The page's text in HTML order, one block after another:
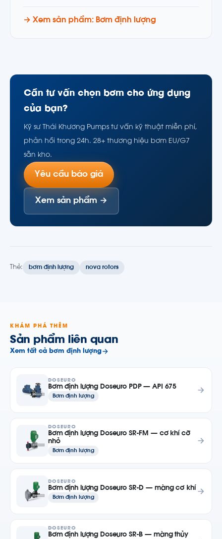
→ Xem sản phẩm: Bơm định lượng
Cần tư vấn chọn bơm cho ứng dụng
của bạn?
Kỹ sư Thái Khương Pumps tư vấn kỹ thuật miễn phí,
phản hồi trong 24h. 28+ thương hiệu bơm EU/G7
sẵn kho.
Yêu cầu báo giá
Xem sản phẩm →
Thẻ: bơm định lượng nova rotors
KHÁM PHÁ THÊM
Sản phẩm liên quan
Xem tất cả bơm định lượng
DOSEURO
Bơm định lượng Doseuro PDP — API 675
Bơm định lượng
DOSEURO
Bơm định lượng Doseuro SR-FM — cơ khí cỡ
nhỏ
Bơm định lượng
DOSEURO
Bơm định lượng Doseuro SR-D — màng cơ khí
Bơm định lượng
DOSEURO
Bơm định lượng Doseuro SR-B — màng thủy